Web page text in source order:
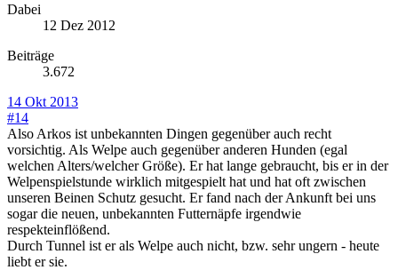
Dabei
12 Dez 2012
Beiträge
3.672
14 Okt 2013
#14
Also Arkos ist unbekannten Dingen gegenüber auch recht
vorsichtig. Als Welpe auch gegenüber anderen Hunden (egal
welchen Alters/welcher Größe). Er hat lange gebraucht, bis er in der
Welpenspielstunde wirklich mitgespielt hat und hat oft zwischen
unseren Beinen Schutz gesucht. Er fand nach der Ankunft bei uns
sogar die neuen, unbekannten Futternäpfe irgendwie
respekteinflößend.
Durch Tunnel ist er als Welpe auch nicht, bzw. sehr ungern - heute
liebt er sie.